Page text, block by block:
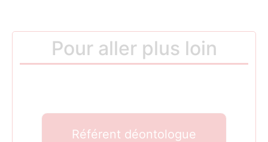
Pour aller plus loin
Référent déontologue